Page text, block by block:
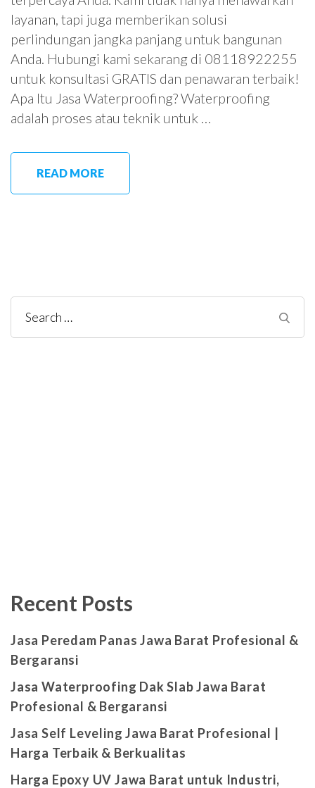
layanan, tapi juga memberikan solusi
perlindungan jangka panjang untuk bangunan
Anda. Hubungi kami sekarang di 08118922255
untuk konsultasi GRATIS dan penawaran terbaik!
Apa Itu Jasa Waterproofing? Waterproofing
adalah proses atau teknik untuk …
READ MORE
Search
for:
Recent Posts
Jasa Peredam Panas Jawa Barat Profesional &
Bergaransi
Jasa Waterproofing Dak Slab Jawa Barat
Profesional & Bergaransi
Jasa Self Leveling Jawa Barat Profesional |
Harga Terbaik & Berkualitas
Harga Epoxy UV Jawa Barat untuk Industri,